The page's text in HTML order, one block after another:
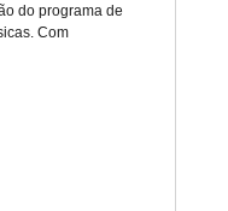
do programa de
Com